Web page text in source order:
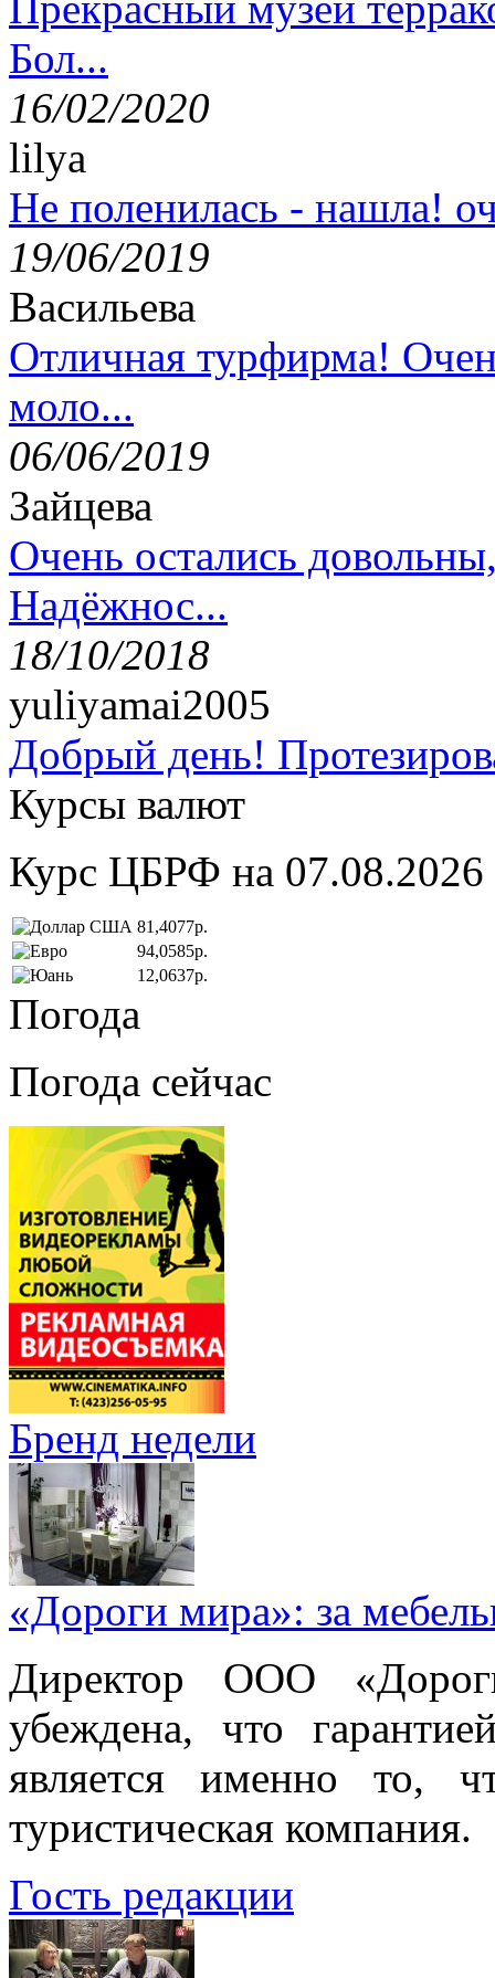
Бол...
16/02/2020
lilya
Не поленилась - нашла!
19/06/2019
Васильева
Отличная турфирма!
моло...
06/06/2019
Зайцева
Очень остались
Надёжнос...
18/10/2018
yuliyamai2005
Добрый день!
Курсы валют
Курс ЦБРФ на 07.08.2026
81,4077р.
94,0585р.
12,0637р.
Погода
Погода сейчас
Бренд недели
«Дороги мира»: за
Директор ООО
убеждена, что
является именно то,
туристическая компания.
Гость редакции